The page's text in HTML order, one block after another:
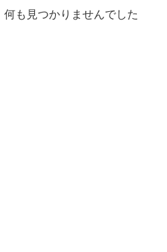
何も見つかりませんでした